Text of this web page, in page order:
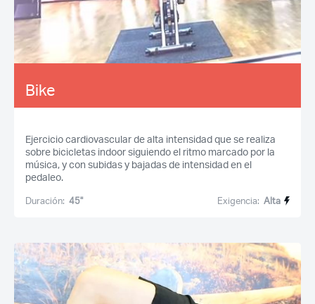
Bike
Ejercicio cardiovascular de alta intensidad que se realiza
sobre bicicletas indoor siguiendo el ritmo marcado por la
música, y con subidas y bajadas de intensidad en el
pedaleo.
Duración: 45'' Exigencia: Alta